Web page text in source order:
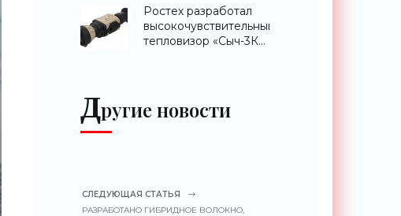
земли -
«Беспилотники»
Ростех разработал
высокочувствительный
тепловизор «Сыч-3К»
Другие новости
СЛЕДУЮЩАЯ СТАТЬЯ
РАЗРАБОТАНО ГИБРИДНОЕ ВОЛОКНО,